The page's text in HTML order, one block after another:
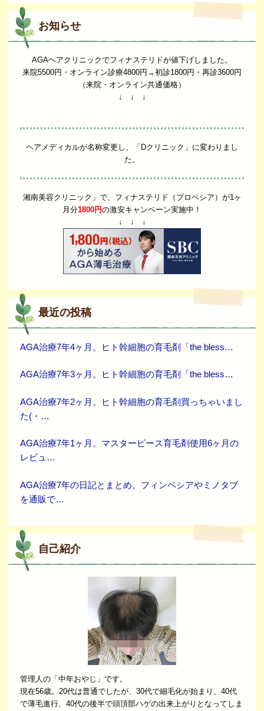
お知らせ
AGAヘアクリニックでフィナステリドが値下げしました。
来院5500円・オンライン診療4800円→初診1800円・再診3600円
（来院・オンライン共通価格）
↓ ↓ ↓
ヘアメディカルが名称変更し、「Dクリニック」に変わりまし
た。
湘南美容クリニック」で、フィナステリド（プロペシア）が1ヶ
月分1800円の激安キャンペーン実施中！
↓ ↓ ↓
最近の投稿
AGA治療7年4ヶ月。ヒト幹細胞の育毛剤「the bless…
AGA治療7年3ヶ月。ヒト幹細胞の育毛剤「the bless…
AGA治療7年2ヶ月。ヒト幹細胞の育毛剤買っちゃいまし
た(・…
AGA治療7年1ヶ月。マスターピース育毛剤使用6ヶ月の
レビュ…
AGA治療7年の日記とまとめ。フィンペシアやミノタブ
を通販で…
自己紹介
管理人の「中年おやじ」です。
現在56歳。20代は普通でしたが、30代で細毛化が始まり、40代
で薄毛進行、40代の後半で頭頂部ハゲの出来上がりとなってしま